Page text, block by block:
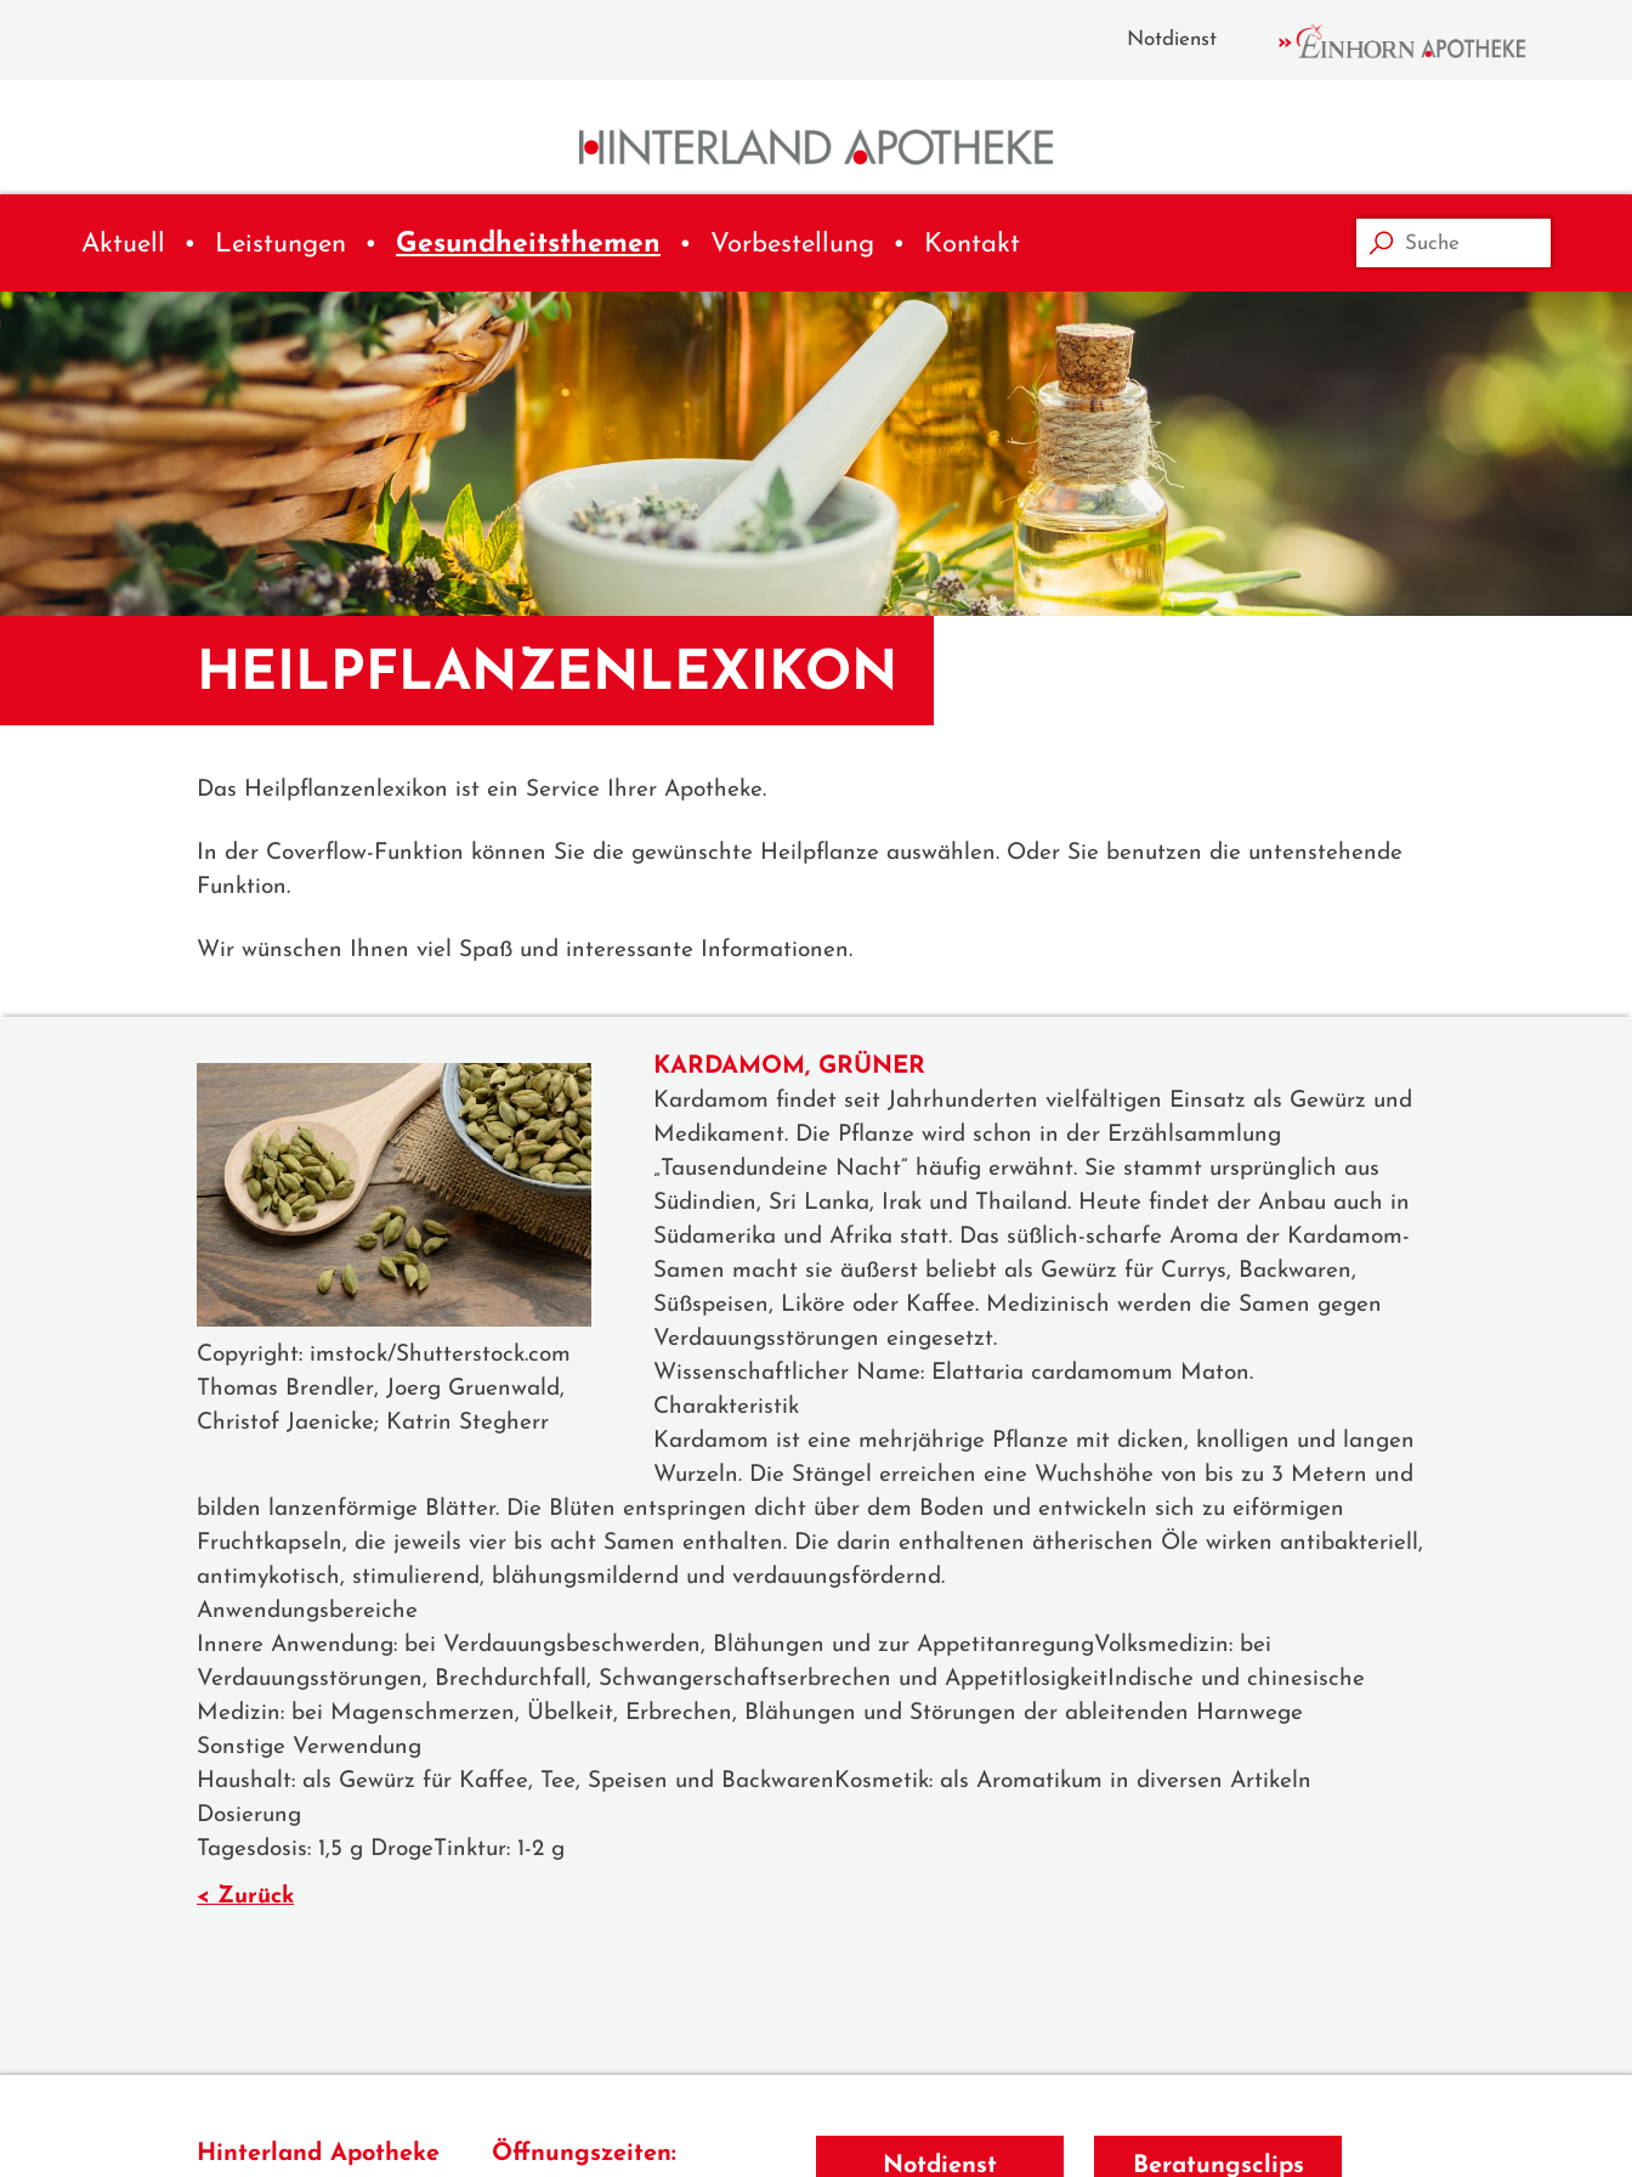
Notdienst
Aktuell Leistungen Gesundheitsthemen Vorbestellung Kontakt
HEILPFLANZENLEXIKON
Das Heilpflanzenlexikon ist ein Service Ihrer Apotheke.
In der Coverflow-Funktion können Sie die gewünschte Heilpflanze auswählen. Oder Sie benutzen die untenstehende
Funktion.
Wir wünschen Ihnen viel Spaß und interessante Informationen.
Copyright: imstock/Shutterstock.com
Thomas Brendler, Joerg Gruenwald,
Christof Jaenicke; Katrin Stegherr
KARDAMOM, GRÜNER
Kardamom findet seit Jahrhunderten vielfältigen Einsatz als Gewürz und
Medikament. Die Pflanze wird schon in der Erzählsammlung
„Tausendundeine Nacht“ häufig erwähnt. Sie stammt ursprünglich aus
Südindien, Sri Lanka, Irak und Thailand. Heute findet der Anbau auch in
Südamerika und Afrika statt. Das süßlich-scharfe Aroma der Kardamom-
Samen macht sie äußerst beliebt als Gewürz für Currys, Backwaren,
Süßspeisen, Liköre oder Kaffee. Medizinisch werden die Samen gegen
Verdauungsstörungen eingesetzt.
Wissenschaftlicher Name: Elattaria cardamomum Maton.
Charakteristik
Kardamom ist eine mehrjährige Pflanze mit dicken, knolligen und langen
Wurzeln. Die Stängel erreichen eine Wuchshöhe von bis zu 3 Metern und
bilden lanzenförmige Blätter. Die Blüten entspringen dicht über dem Boden und entwickeln sich zu eiförmigen
Fruchtkapseln, die jeweils vier bis acht Samen enthalten. Die darin enthaltenen ätherischen Öle wirken antibakteriell,
antimykotisch, stimulierend, blähungsmildernd und verdauungsfördernd.
Anwendungsbereiche
Innere Anwendung: bei Verdauungsbeschwerden, Blähungen und zur AppetitanregungVolksmedizin: bei
Verdauungsstörungen, Brechdurchfall, Schwangerschaftserbrechen und AppetitlosigkeitIndische und chinesische
Medizin: bei Magenschmerzen, Übelkeit, Erbrechen, Blähungen und Störungen der ableitenden Harnwege
Sonstige Verwendung
Haushalt: als Gewürz für Kaffee, Tee, Speisen und BackwarenKosmetik: als Aromatikum in diversen Artikeln
Dosierung
Tagesdosis: 1,5 g DrogeTinktur: 1-2 g
< Zurück
Hinterland Apotheke Öffnungszeiten: Notdienst Beratungsclips